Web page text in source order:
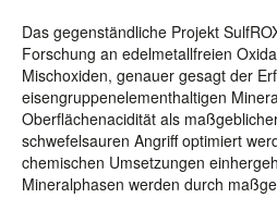
Das gegenständliche Projekt
Forschung an edelmetallfreien
Mischoxiden, genauer gesagt der
eisengruppenelementhaltigen
Oberflächenacidität als
schwefelsauren Angriff optimiert
chemischen Umsetzungen
Mineralphasen werden durch